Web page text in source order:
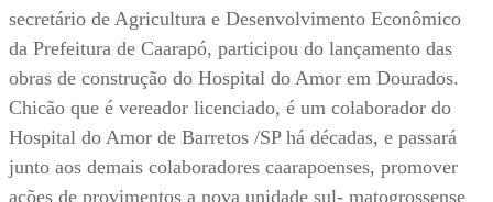
secretário de Agricultura e Desenvolvimento Econômico
da Prefeitura de Caarapó, participou do lançamento das
obras de construção do Hospital do Amor em Dourados.
Chicão que é vereador licenciado, é um colaborador do
Hospital do Amor de Barretos /SP há décadas, e passará
junto aos demais colaboradores caarapoenses, promover
ações de provimentos a nova unidade sul- matogrossense